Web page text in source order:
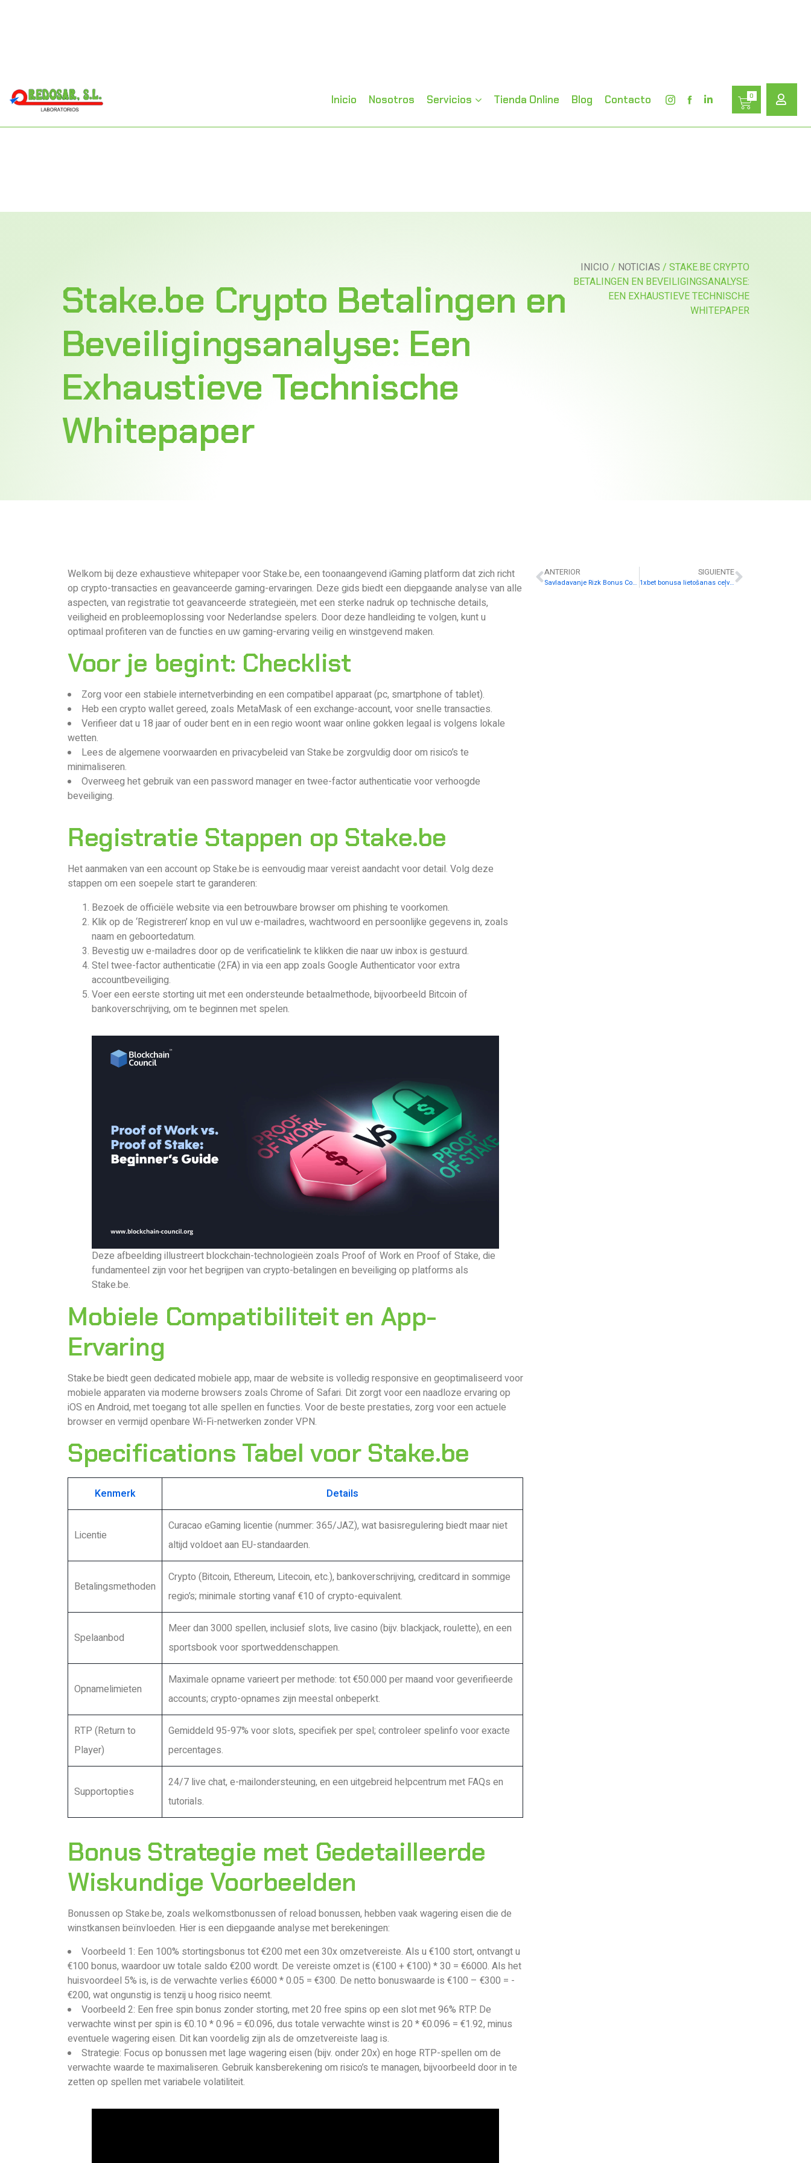
Inicio Nosotros Servicios Tienda Online Blog Contacto 0
Stake.be Crypto Betalingen en
Beveiligingsanalyse: Een
Exhaustieve Technische
Whitepaper
INICIO / NOTICIAS / STAKE.BE CRYPTO
BETALINGEN EN BEVEILIGINGSANALYSE:
EEN EXHAUSTIEVE TECHNISCHE
WHITEPAPER
Welkom bij deze exhaustieve whitepaper voor Stake.be, een toonaangevend iGaming platform dat zich richt
op crypto-transacties en geavanceerde gaming-ervaringen. Deze gids biedt een diepgaande analyse van alle
aspecten, van registratie tot geavanceerde strategieën, met een sterke nadruk op technische details,
veiligheid en probleemoplossing voor Nederlandse spelers. Door deze handleiding te volgen, kunt u
optimaal profiteren van de functies en uw gaming-ervaring veilig en winstgevend maken.
Voor je begint: Checklist
Zorg voor een stabiele internetverbinding en een compatibel apparaat (pc, smartphone of tablet).
Heb een crypto wallet gereed, zoals MetaMask of een exchange-account, voor snelle transacties.
Verifieer dat u 18 jaar of ouder bent en in een regio woont waar online gokken legaal is volgens lokale
wetten.
Lees de algemene voorwaarden en privacybeleid van Stake.be zorgvuldig door om risico’s te
minimaliseren.
Overweeg het gebruik van een password manager en twee-factor authenticatie voor verhoogde
beveiliging.
Registratie Stappen op Stake.be
Het aanmaken van een account op Stake.be is eenvoudig maar vereist aandacht voor detail. Volg deze
stappen om een soepele start te garanderen:
Bezoek de officiële website via een betrouwbare browser om phishing te voorkomen.
Klik op de ‘Registreren’ knop en vul uw e-mailadres, wachtwoord en persoonlijke gegevens in, zoals
naam en geboortedatum.
Bevestig uw e-mailadres door op de verificatielink te klikken die naar uw inbox is gestuurd.
Stel twee-factor authenticatie (2FA) in via een app zoals Google Authenticator voor extra
accountbeveiliging.
Voer een eerste storting uit met een ondersteunde betaalmethode, bijvoorbeeld Bitcoin of
bankoverschrijving, om te beginnen met spelen.
Deze afbeelding illustreert blockchain-technologieën zoals Proof of Work en Proof of Stake, die
fundamenteel zijn voor het begrijpen van crypto-betalingen en beveiliging op platforms als
Stake.be.
Mobiele Compatibiliteit en App-
Ervaring
Stake.be biedt geen dedicated mobiele app, maar de website is volledig responsive en geoptimaliseerd voor
mobiele apparaten via moderne browsers zoals Chrome of Safari. Dit zorgt voor een naadloze ervaring op
iOS en Android, met toegang tot alle spellen en functies. Voor de beste prestaties, zorg voor een actuele
browser en vermijd openbare Wi-Fi-netwerken zonder VPN.
Specifications Tabel voor Stake.be
Kenmerk Details
Licentie
Curacao eGaming licentie (nummer: 365/JAZ), wat basisregulering biedt maar niet
altijd voldoet aan EU-standaarden.
Betalingsmethoden
Crypto (Bitcoin, Ethereum, Litecoin, etc.), bankoverschrijving, creditcard in sommige
regio’s; minimale storting vanaf €10 of crypto-equivalent.
Spelaanbod
Meer dan 3000 spellen, inclusief slots, live casino (bijv. blackjack, roulette), en een
sportsbook voor sportweddenschappen.
Opnamelimieten
Maximale opname varieert per methode: tot €50.000 per maand voor geverifieerde
accounts; crypto-opnames zijn meestal onbeperkt.
RTP (Return to
Player)
Gemiddeld 95-97% voor slots, specifiek per spel; controleer spelinfo voor exacte
percentages.
Supportopties
24/7 live chat, e-mailondersteuning, en een uitgebreid helpcentrum met FAQs en
tutorials.
Bonus Strategie met Gedetailleerde
Wiskundige Voorbeelden
Bonussen op Stake.be, zoals welkomstbonussen of reload bonussen, hebben vaak wagering eisen die de
winstkansen beïnvloeden. Hier is een diepgaande analyse met berekeningen:
Voorbeeld 1: Een 100% stortingsbonus tot €200 met een 30x omzetvereiste. Als u €100 stort, ontvangt u
€100 bonus, waardoor uw totale saldo €200 wordt. De vereiste omzet is (€100 + €100) * 30 = €6000. Als het
huisvoordeel 5% is, is de verwachte verlies €6000 * 0.05 = €300. De netto bonuswaarde is €100 – €300 = -
€200, wat ongunstig is tenzij u hoog risico neemt.
Voorbeeld 2: Een free spin bonus zonder storting, met 20 free spins op een slot met 96% RTP. De
verwachte winst per spin is €0.10 * 0.96 = €0.096, dus totale verwachte winst is 20 * €0.096 = €1.92, minus
eventuele wagering eisen. Dit kan voordelig zijn als de omzetvereiste laag is.
Strategie: Focus op bonussen met lage wagering eisen (bijv. onder 20x) en hoge RTP-spellen om de
verwachte waarde te maximaliseren. Gebruik kansberekening om risico’s te managen, bijvoorbeeld door in te
zetten op spellen met variabele volatiliteit.
ANTERIOR
Savladavanje Rizk Bonus Code Matematike: Detaljna analiza uvjeta klađenja – Stručni savjeti
SIGUIENTE
1xbet bonusa lietošanas ceļvedis: kā aktivizēt un izmantot prēmijas